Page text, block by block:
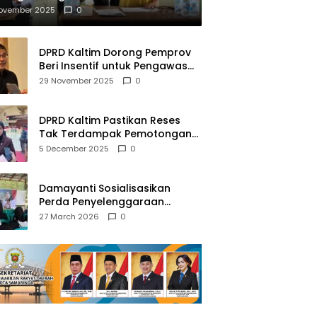
NAPZA
2025 0
DPRD Kaltim Dorong Pemprov
Beri Insentif untuk Pengawas
Madrasah dan Pendidikan
29 November 2025 0
DPRD Kaltim Pastikan Reses
Tak Terdampak Pemotongan
Transfer Dana Pusat
5 December 2025 0
Damayanti Sosialisasikan
Perda Penyelenggaraan
Pendidikan Pancasila dan
27 March 2026 0